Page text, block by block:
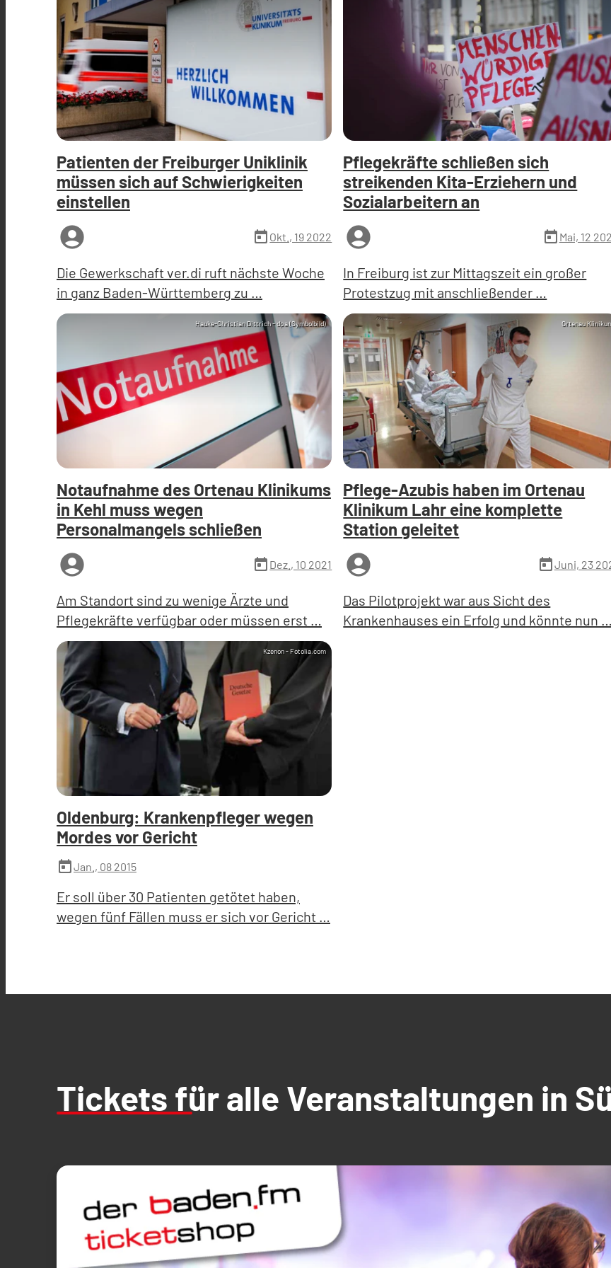
Patienten der Freiburger Uniklinik
müssen sich auf Schwierigkeiten
einstellen
account_circle today Okt., 19 2022
Die Gewerkschaft ver.di ruft nächste Woche
in ganz Baden-Württemberg zu …
Pflegekräfte schließen sich
streikenden Kita-Erziehern und
Sozialarbeitern an
account_circle today Mai, 12
In Freiburg ist zur Mittagszeit ein großer
Protestzug mit anschließender …
Hauke-Christian Dittrich - dpa (Symbolbild)
Notaufnahme des Ortenau Klinikums
in Kehl muss wegen
Personalmangels schließen
account_circle today Dez., 10 2021
Am Standort sind zu wenige Ärzte und
Pflegekräfte verfügbar oder müssen erst …
Ortenau
Pflege-Azubis haben im Ortenau
Klinikum Lahr eine komplette
Station geleitet
account_circle todayJuni, 23
Das Pilotprojekt war aus Sicht des
Krankenhauses ein Erfolg und könnte nun …
Kzenon - Fotolia.com
Oldenburg: Krankenpfleger wegen
Mordes vor Gericht
todayJan., 08 2015
Er soll über 30 Patienten getötet haben,
wegen fünf Fällen muss er sich vor Gericht …
Tickets für alle Veranstaltungen in